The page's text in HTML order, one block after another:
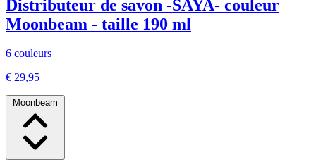
Distributeur de savon -SAYA- couleur
Moonbeam - taille 190 ml
6 couleurs
€ 29,95
Moonbeam